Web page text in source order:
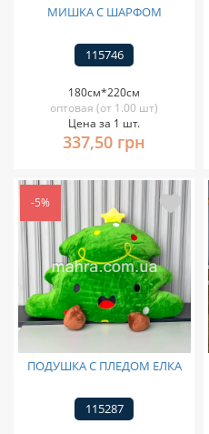
МИШКА С ШАРФОМ
115746
180см*220см
оптовая (от 1.00 шт)
Цена за 1 шт.
337,50 грн
-5%
ПОДУШКА С ПЛЕДОМ ЕЛКА
115287